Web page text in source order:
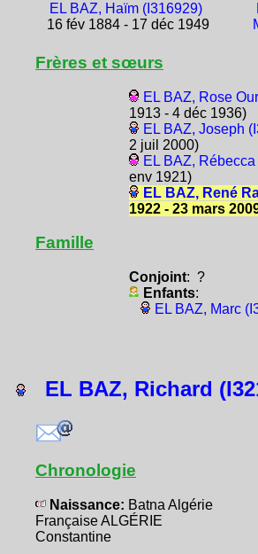
EL BAZ, Haïm (I316929)
16 fév 1884 - 17 déc 1949
Frères et sœurs
EL BAZ, Rose
1913 - 4 déc 1936)
EL BAZ, Joseph
2 juil 2000)
EL BAZ,
env 1921)
EL BAZ, René
1922 - 23 mars
Famille
Conjoint: ?
Enfants:
EL BAZ, Marc
EL BAZ, Richard
Chronologie
Naissance: Batna Algérie
Française ALGÉRIE
Constantine